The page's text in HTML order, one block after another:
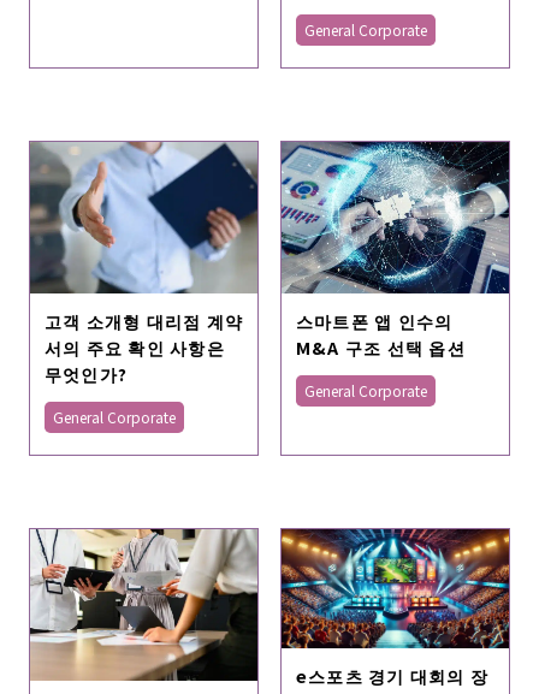
General Corporate
고객 소개형 대리점 계약
서의 주요 확인 사항은
무엇인가?
General Corporate
스마트폰 앱 인수의
M&A 구조 선택 옵션
General Corporate
e스포츠 경기 대회의 장